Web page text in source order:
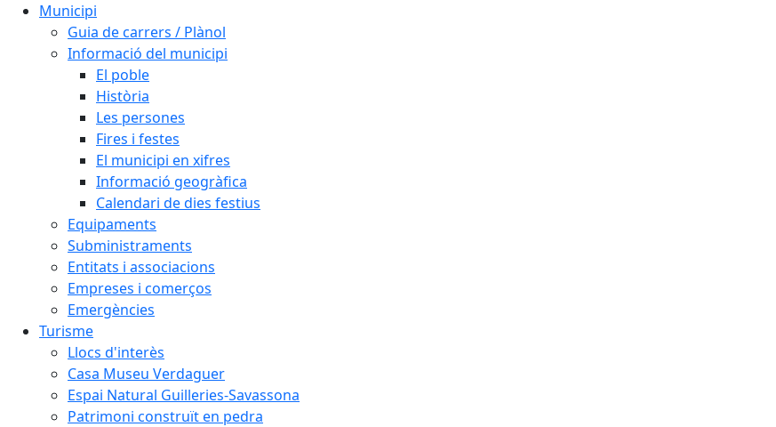
Municipi
Guia de carrers / Plànol
Informació del municipi
El poble
Història
Les persones
Fires i festes
El municipi en xifres
Informació geogràfica
Calendari de dies festius
Equipaments
Subministraments
Entitats i associacions
Empreses i comerços
Emergències
Turisme
Llocs d'interès
Casa Museu Verdaguer
Espai Natural Guilleries-Savassona
Patrimoni construït en pedra